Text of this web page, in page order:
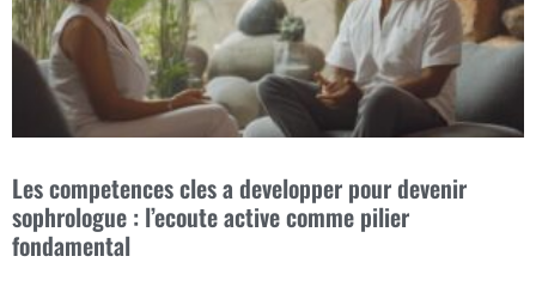
Les competences cles a developper pour devenir
sophrologue : l’ecoute active comme pilier
fondamental